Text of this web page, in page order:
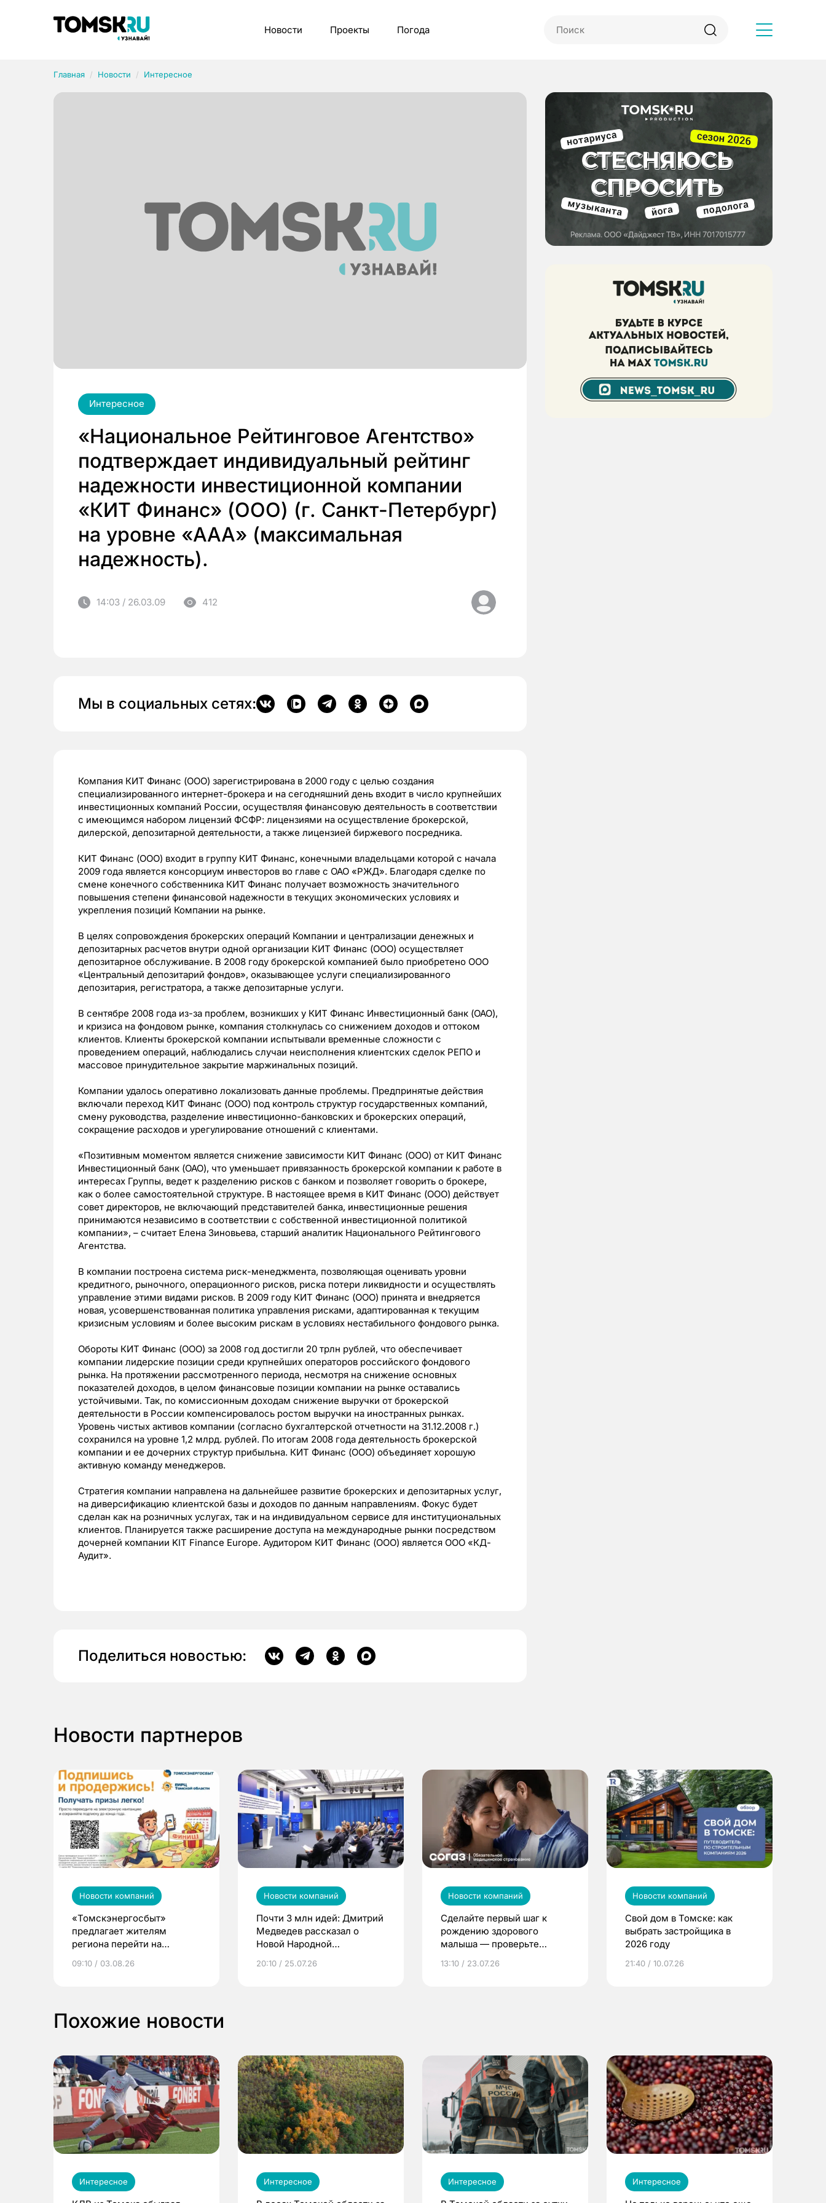
Новости Проекты Погода
Главная Новости Интересное
Интересное
«Национальное Рейтинговое Агентство»
подтверждает индивидуальный рейтинг
надежности инвестиционной компании
«КИТ Финанс» (ООО) (г. Санкт-Петербург)
на уровне «ААА» (максимальная
надежность).
14:03 / 26.03.09 412
Мы в социальных сетях:
Компания КИТ Финанс (ООО) зарегистрирована в 2000 году с целью создания
специализированного интернет-брокера и на сегодняшний день входит в число крупнейших
инвестиционных компаний России, осуществляя финансовую деятельность в соответствии
с имеющимся набором лицензий ФСФР: лицензиями на осуществление брокерской,
дилерской, депозитарной деятельности, а также лицензией биржевого посредника.
КИТ Финанс (ООО) входит в группу КИТ Финанс, конечными владельцами которой с начала
2009 года является консорциум инвесторов во главе с ОАО «РЖД». Благодаря сделке по
смене конечного собственника КИТ Финанс получает возможность значительного
повышения степени финансовой надежности в текущих экономических условиях и
укрепления позиций Компании на рынке.
В целях сопровождения брокерских операций Компании и централизации денежных и
депозитарных расчетов внутри одной организации КИТ Финанс (ООО) осуществляет
депозитарное обслуживание. В 2008 году брокерской компанией было приобретено ООО
«Центральный депозитарий фондов», оказывающее услуги специализированного
депозитария, регистратора, а также депозитарные услуги.
В сентябре 2008 года из-за проблем, возникших у КИТ Финанс Инвестиционный банк (ОАО),
и кризиса на фондовом рынке, компания столкнулась со снижением доходов и оттоком
клиентов. Клиенты брокерской компании испытывали временные сложности с
проведением операций, наблюдались случаи неисполнения клиентских сделок РЕПО и
массовое принудительное закрытие маржинальных позиций.
Компании удалось оперативно локализовать данные проблемы. Предпринятые действия
включали переход КИТ Финанс (ООО) под контроль структур государственных компаний,
смену руководства, разделение инвестиционно-банковских и брокерских операций,
сокращение расходов и урегулирование отношений с клиентами.
«Позитивным моментом является снижение зависимости КИТ Финанс (ООО) от КИТ Финанс
Инвестиционный банк (ОАО), что уменьшает привязанность брокерской компании к работе в
интересах Группы, ведет к разделению рисков с банком и позволяет говорить о брокере,
как о более самостоятельной структуре. В настоящее время в КИТ Финанс (ООО) действует
совет директоров, не включающий представителей банка, инвестиционные решения
принимаются независимо в соответствии с собственной инвестиционной политикой
компании», – считает Елена Зиновьева, старший аналитик Национального Рейтингового
Агентства.
В компании построена система риск-менеджмента, позволяющая оценивать уровни
кредитного, рыночного, операционного рисков, риска потери ликвидности и осуществлять
управление этими видами рисков. В 2009 году КИТ Финанс (ООО) принята и внедряется
новая, усовершенствованная политика управления рисками, адаптированная к текущим
кризисным условиям и более высоким рискам в условиях нестабильного фондового рынка.
Обороты КИТ Финанс (ООО) за 2008 год достигли 20 трлн рублей, что обеспечивает
компании лидерские позиции среди крупнейших операторов российского фондового
рынка. На протяжении рассмотренного периода, несмотря на снижение основных
показателей доходов, в целом финансовые позиции компании на рынке оставались
устойчивыми. Так, по комиссионным доходам снижение выручки от брокерской
деятельности в России компенсировалось ростом выручки на иностранных рынках.
Уровень чистых активов компании (согласно бухгалтерской отчетности на 31.12.2008 г.)
сохранился на уровне 1,2 млрд. рублей. По итогам 2008 года деятельность брокерской
компании и ее дочерних структур прибыльна. КИТ Финанс (ООО) объединяет хорошую
активную команду менеджеров.
Стратегия компании направлена на дальнейшее развитие брокерских и депозитарных услуг,
на диверсификацию клиентской базы и доходов по данным направлениям. Фокус будет
сделан как на розничных услугах, так и на индивидуальном сервисе для институциональных
клиентов. Планируется также расширение доступа на международные рынки посредством
дочерней компании KIT Finance Europe. Аудитором КИТ Финанс (ООО) является ООО «КД-
Аудит».
Поделиться новостью:
Новости партнеров
Новости компаний
«Томскэнергосбыт»
предлагает жителям
региона перейти на
выиграть призы
09:10 / 03.08.26
Новости компаний
Почти 3 млн идей: Дмитрий
Медведев рассказал о
Новой Народной
20:10 / 25.07.26
Новости компаний
Сделайте первый шаг к
рождению здорового
малыша — проверьте
по ОМС!
13:10 / 23.07.26
Новости компаний
Свой дом в Томске: как
выбрать застройщика в
2026 году
21:40 / 10.07.26
Похожие новости
Интересное Интересное Интересное Интересное
Рубрики